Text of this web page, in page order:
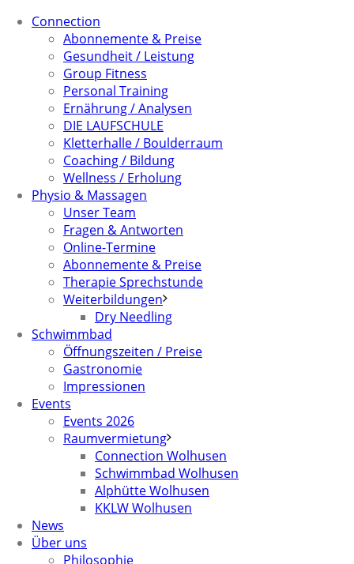
Connection
Abonnemente & Preise
Gesundheit / Leistung
Group Fitness
Personal Training
Ernährung / Analysen
DIE LAUFSCHULE
Kletterhalle / Boulderraum
Coaching / Bildung
Wellness / Erholung
Physio & Massagen
Unser Team
Fragen & Antworten
Online-Termine
Abonnemente & Preise
Therapie Sprechstunde
Weiterbildungen
Dry Needling
Schwimmbad
Öffnungszeiten / Preise
Gastronomie
Impressionen
Events
Events 2026
Raumvermietung
Connection Wolhusen
Schwimmbad Wolhusen
Alphütte Wolhusen
KKLW Wolhusen
News
Über uns
Philosophie